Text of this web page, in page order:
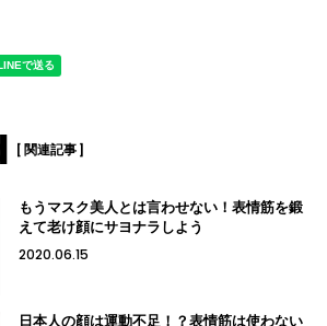
[ 関連記事 ]
もうマスク美人とは言わせない！表情筋を鍛
えて老け顔にサヨナラしよう
2020.06.15
日本人の顔は運動不足！？表情筋は使わない